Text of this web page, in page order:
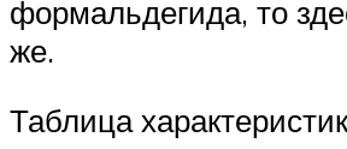
формальдегида, то
же.
Таблица